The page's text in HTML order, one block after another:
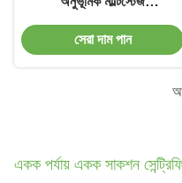
সেন্ট্রিফিউগাল পাম্প একক সাকশন
সেরা দাম পান
একক পর্যায় একক সাকশন